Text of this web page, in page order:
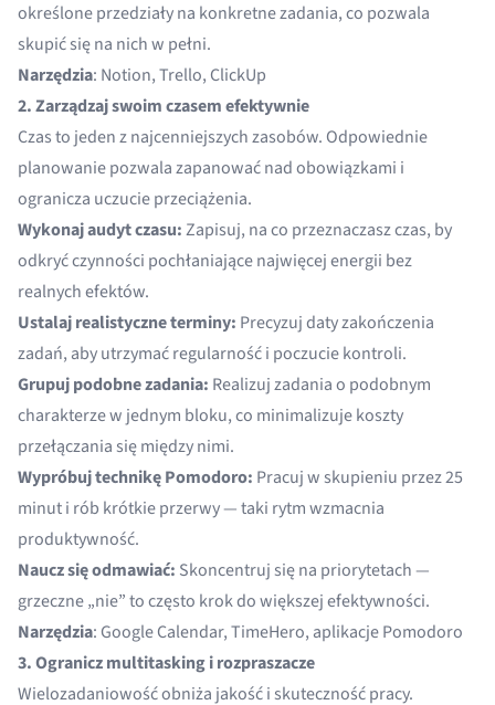
określone przedziały na konkretne zadania, co pozwala
skupić się na nich w pełni.
Narzędzia: Notion, Trello, ClickUp
2. Zarządzaj swoim czasem efektywnie
Czas to jeden z najcenniejszych zasobów. Odpowiednie
planowanie pozwala zapanować nad obowiązkami i
ogranicza uczucie przeciążenia.
Wykonaj audyt czasu:Zapisuj, na co przeznaczasz czas, by
odkryć czynności pochłaniające najwięcej energii bez
realnych efektów.
Ustalaj realistyczne terminy: Precyzuj daty zakończenia
zadań, aby utrzymać regularność i poczucie kontroli.
Grupuj podobne zadania: Realizuj zadania o podobnym
charakterze w jednym bloku, co minimalizuje koszty
przełączania się między nimi.
Wypróbuj technikę Pomodoro: Pracuj w skupieniu przez 25
minut i rób krótkie przerwy — taki rytm wzmacnia
produktywność.
Naucz się odmawiać: Skoncentruj się na priorytetach —
grzeczne „nie” to często krok do większej efektywności.
Narzędzia: Google Calendar, TimeHero, aplikacje Pomodoro
3. Ogranicz multitasking i rozpraszacze
Wielozadaniowość obniża jakość i skuteczność pracy.